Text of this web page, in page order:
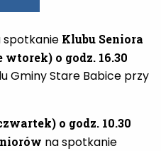
spotkanie Klubu Seniora
wtorek) o godz. 16.30
Gminy Stare Babice przy
o godz. 10.30
na spotkanie